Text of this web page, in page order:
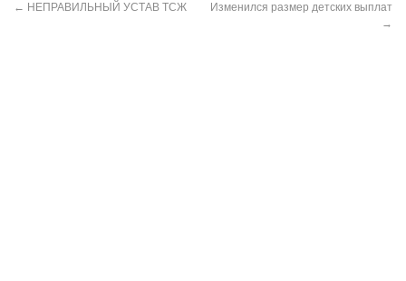
← НЕПРАВИЛЬНЫЙ УСТАВ ТСЖ
Изменился размер детских выплат
→